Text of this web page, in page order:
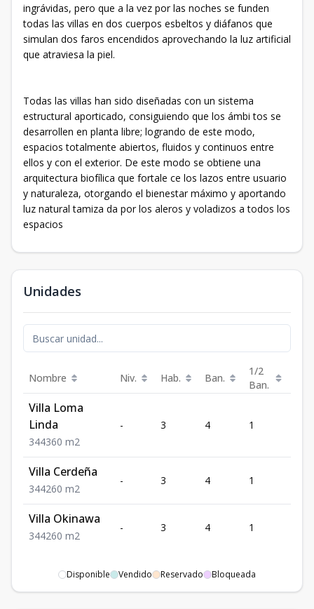
ingrávidas, pero que a la vez por las noches se funden
todas las villas en dos cuerpos esbeltos y diáfanos que
simulan dos faros encendidos aprovechando la luz artificial
que atraviesa la piel.
Todas las villas han sido diseñadas con un sistema
estructural aporticado, consiguiendo que los ámbi tos se
desarrollen en planta libre; logrando de este modo,
espacios totalmente abiertos, fluidos y continuos entre
ellos y con el exterior. De este modo se obtiene una
arquitectura biofílica que fortale ce los lazos entre usuario
y naturaleza, otorgando el bienestar máximo y aportando
luz natural tamiza da por los aleros y voladizos a todos los
espacios
Unidades
Nombre Niv. Hab. Ban.
1/2
Ban.
Villa Loma
Linda
344360 m2
- 3 4 1
Villa Cerdeña
344260 m2
- 3 4 1
Villa Okinawa
344260 m2
- 3 4 1
Disponible Vendido Reservado Bloqueada